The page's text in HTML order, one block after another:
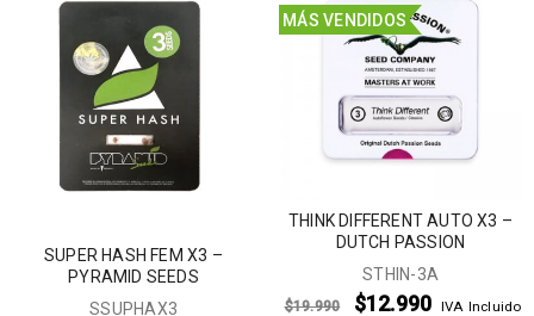
SUPER HASH FEM X3 –
PYRAMID SEEDS
SSUPHAX3
MÁS VENDIDOS
THINK DIFFERENT AUTO X3 –
DUTCH PASSION
STHIN-3A
$19.990 $12.990 IVA Incluido